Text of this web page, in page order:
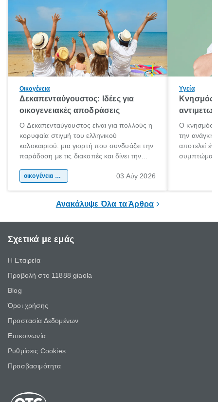
Οικογένεια
Δεκαπενταύγουστος: Ιδέες για
οικογενειακές αποδράσεις
Ο Δεκαπενταύγουστος είναι για πολλούς η
κορυφαία στιγμή του ελληνικού
καλοκαιριού: μια γιορτή που συνδυάζει την
παράδοση με τις διακοπές και δίνει την
χώρας. Είτε πρόκειται για λίγες μέρες
οικογένεια & παιδί 03 Αύγ 2026
Υγεία
Κνησμός:
Ο κνησμός
την ανάγκη
αποτελεί
Ανακάλυψε Όλα τα Άρθρα
Σχετικά με εμάς
Η Εταιρεία
Προβολή στο 11888 giaola
Blog
Όροι χρήσης
Προστασία Δεδομένων
Επικοινωνία
Ρυθμίσεις Cookies
Προσβασιμότητα